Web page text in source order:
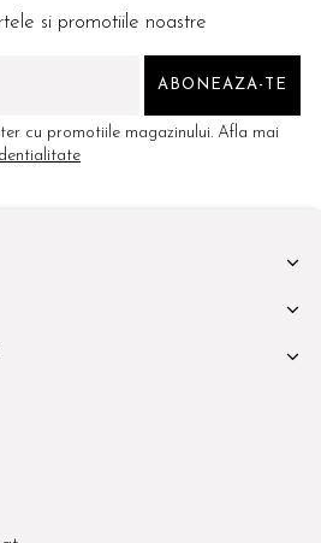
si promotiile noastre
cu promotiile magazinului. Afla mai